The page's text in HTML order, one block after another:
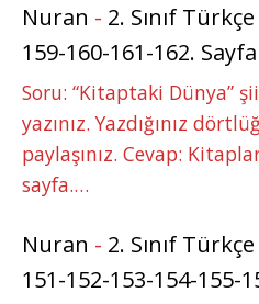
Nuran - 2. Sınıf
159-160-161-162.
Soru: “Kitaptaki Dünya”
yazınız. Yazdığınız
paylaşınız. Cevap:
sayfa.…
Nuran - 2. Sınıf
151-152-153-154-155-